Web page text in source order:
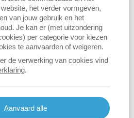
reglement m.b.t. buitenschoolse
het verder vormgeven,
van jouw gebruik en het
Je kan er (met uitzondering
per categorie voor kiezen
te aanvaarden of weigeren.
de verwerking van cookies vind
.
Aanvaard alle